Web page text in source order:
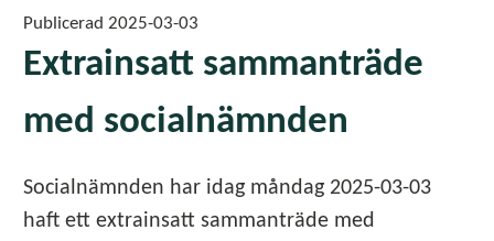
Extrainsatt sammanträde
med socialnämnden
Publicerad 2025-03-03
Socialnämnden har idag måndag 2025-03-03
haft ett extrainsatt sammanträde med